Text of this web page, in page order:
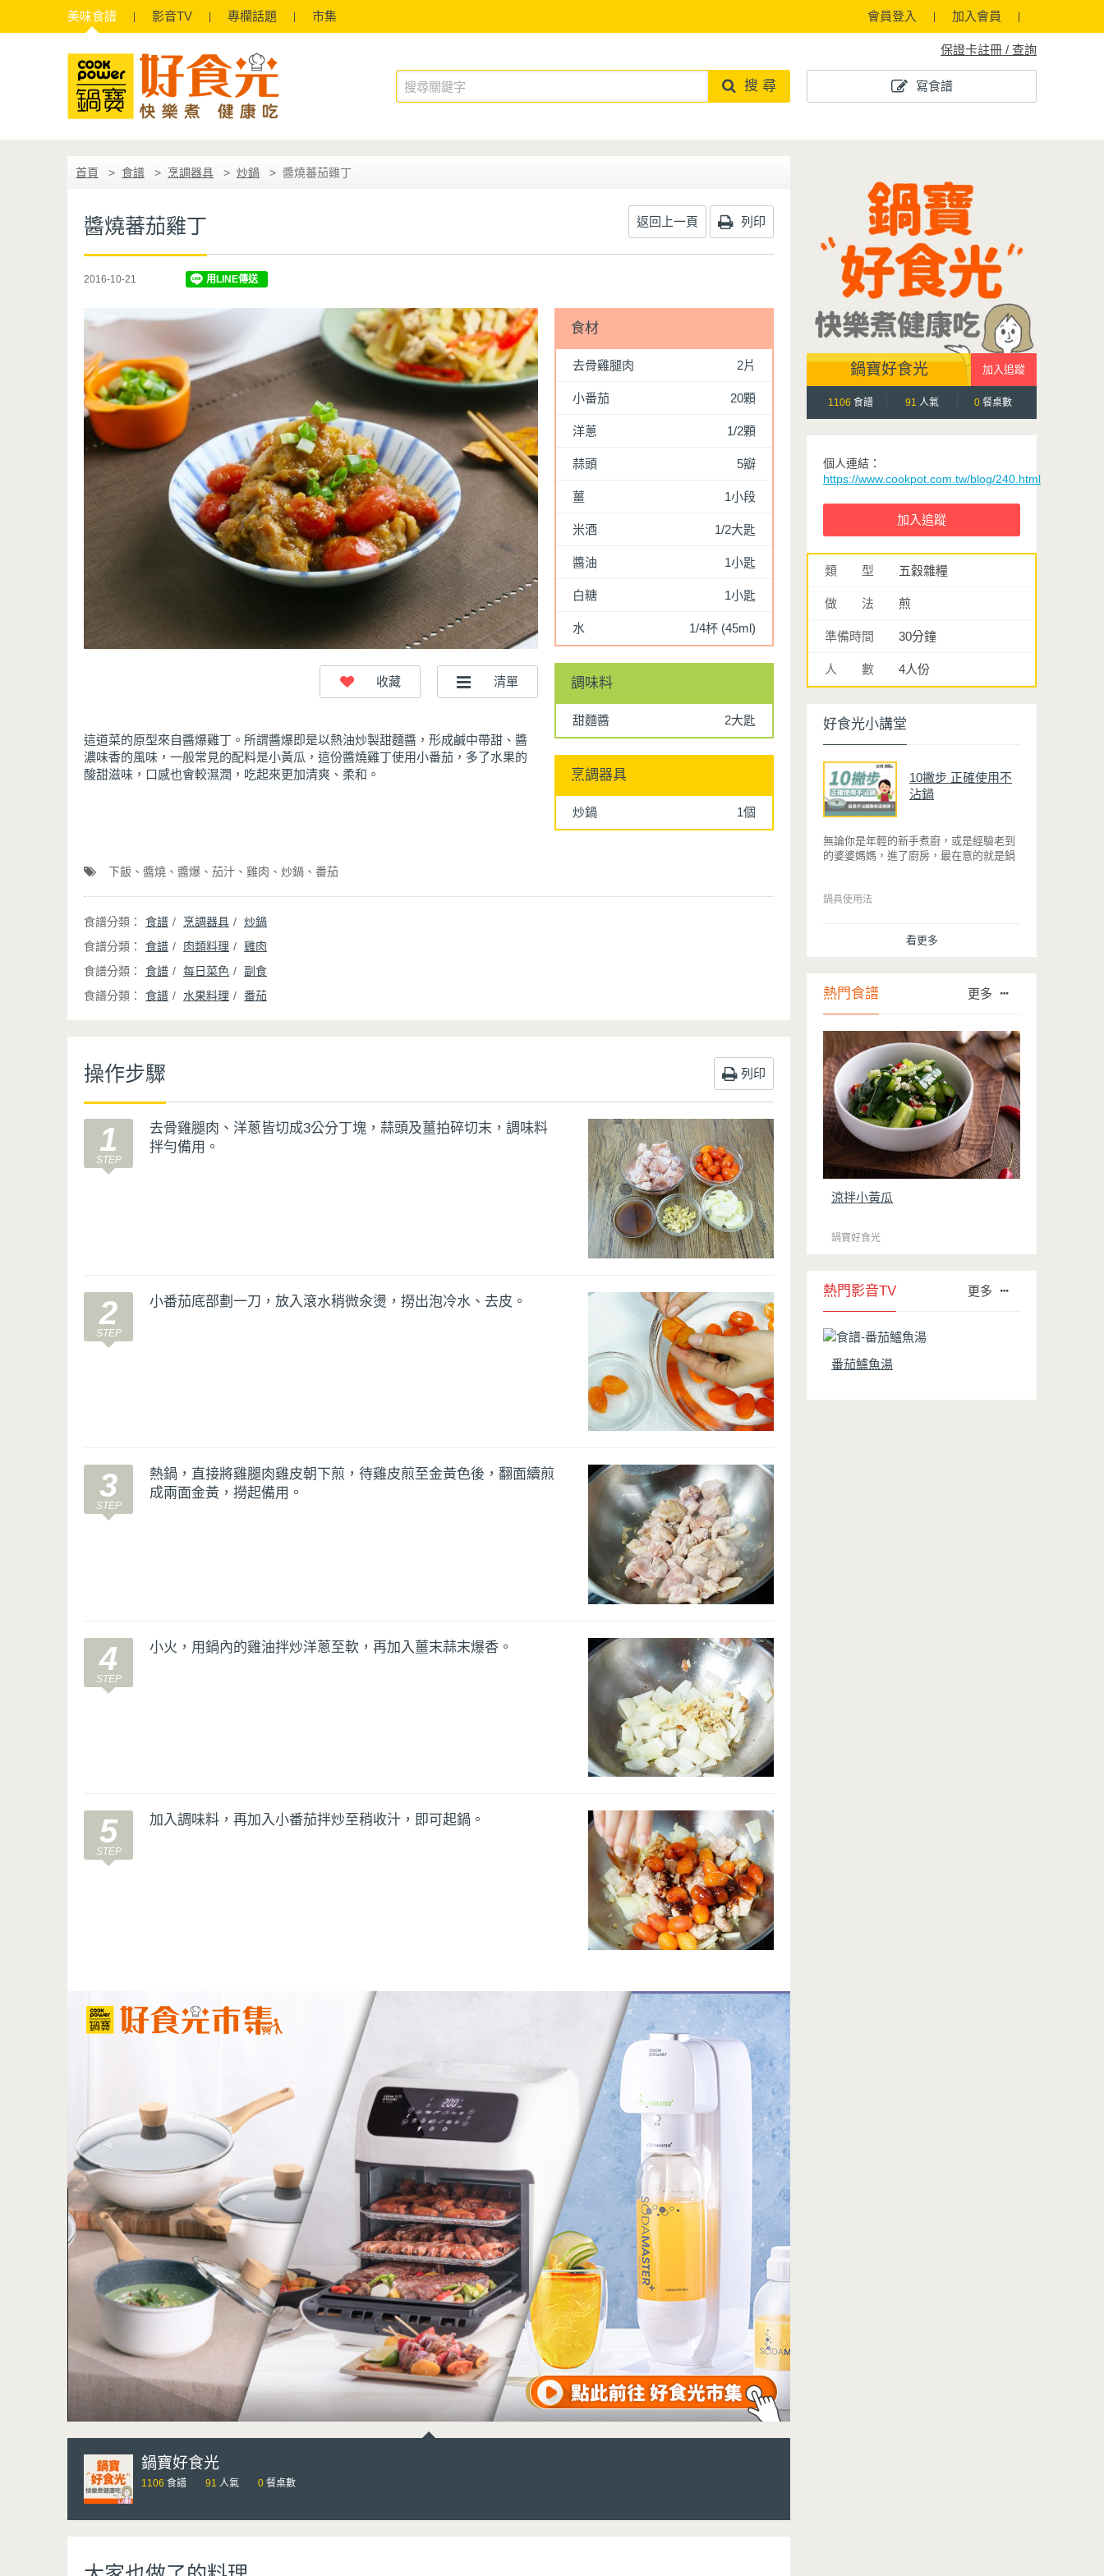
美味食譜 影音TV 專欄話題 市集 會員登入 加入會員
保證卡註冊 / 查詢
寫食譜
搜 尋
首頁 食譜 烹調器具 炒鍋 醬燒蕃茄雞丁
醬燒蕃茄雞丁 返回上一頁 列印
2016-10-21
這道菜的原型來自醬爆雞丁。所謂醬爆即是以熱油炒製甜麵醬，形成鹹中帶甜、醬
濃味香的風味，一般常見的配料是小黃瓜，這份醬燒雞丁使用小番茄，多了水果的
酸甜滋味，口感也會較濕潤，吃起來更加清爽、柔和。
食材
去骨雞腿肉 2片
小番茄 20顆
洋蔥 1/2顆
蒜頭 5瓣
薑 1小段
米酒 1/2大匙
醬油 1小匙
白糖 1小匙
水 1/4杯 (45ml)
調味料
甜麵醬 2大匙
烹調器具
炒鍋 1個
下飯 醬燒 醬爆 茄汁 雞肉 炒鍋 番茄
食譜 烹調器具
炒鍋
食譜
肉類料理
雞肉
食譜
每日菜色
副食
食譜
水果料理 番茄
操作步驟 列印
1
去骨雞腿肉、洋蔥皆切成3公分丁塊，蒜頭及薑拍碎切末，調味料
拌勻備用。
2 小番茄底部劃一刀，放入滾水稍微汆燙，撈出泡冷水、去皮。
3
熱鍋，直接將雞腿肉雞皮朝下煎，待雞皮煎至金黃色後，翻面續煎
成兩面金黃，撈起備用。
4 小火，用鍋內的雞油拌炒洋蔥至軟，再加入薑末蒜末爆香。
5 加入調味料，再加入小番茄拌炒至稍收汁，即可起鍋。
鍋寶好食光
1106 食譜 91 人氣 0 餐桌數
鍋寶好食光
1106 食譜 91 人氣 0 餐桌數
個人連結：
https://www.cookpot.com.tw/blog/240.html
類 型 五穀雜糧
做 法 煎
準備時間 30分鐘
人 數 4人份
好食光小講堂
10撇步 正確使用不
沾鍋
無論你是年輕的新手煮廚，或是經驗老到
的婆婆媽媽，進了廚房，最在意的就是鍋
的問題後，就深受普羅大眾的喜愛，而鍋
金鑽不沾系列的鍋具，更年年穩居銷售排
您！
鍋具使用法
看更多
熱門食譜 更多
涼拌小黃瓜
鍋寶好食光
熱門影音TV 更多
番茄鱸魚湯